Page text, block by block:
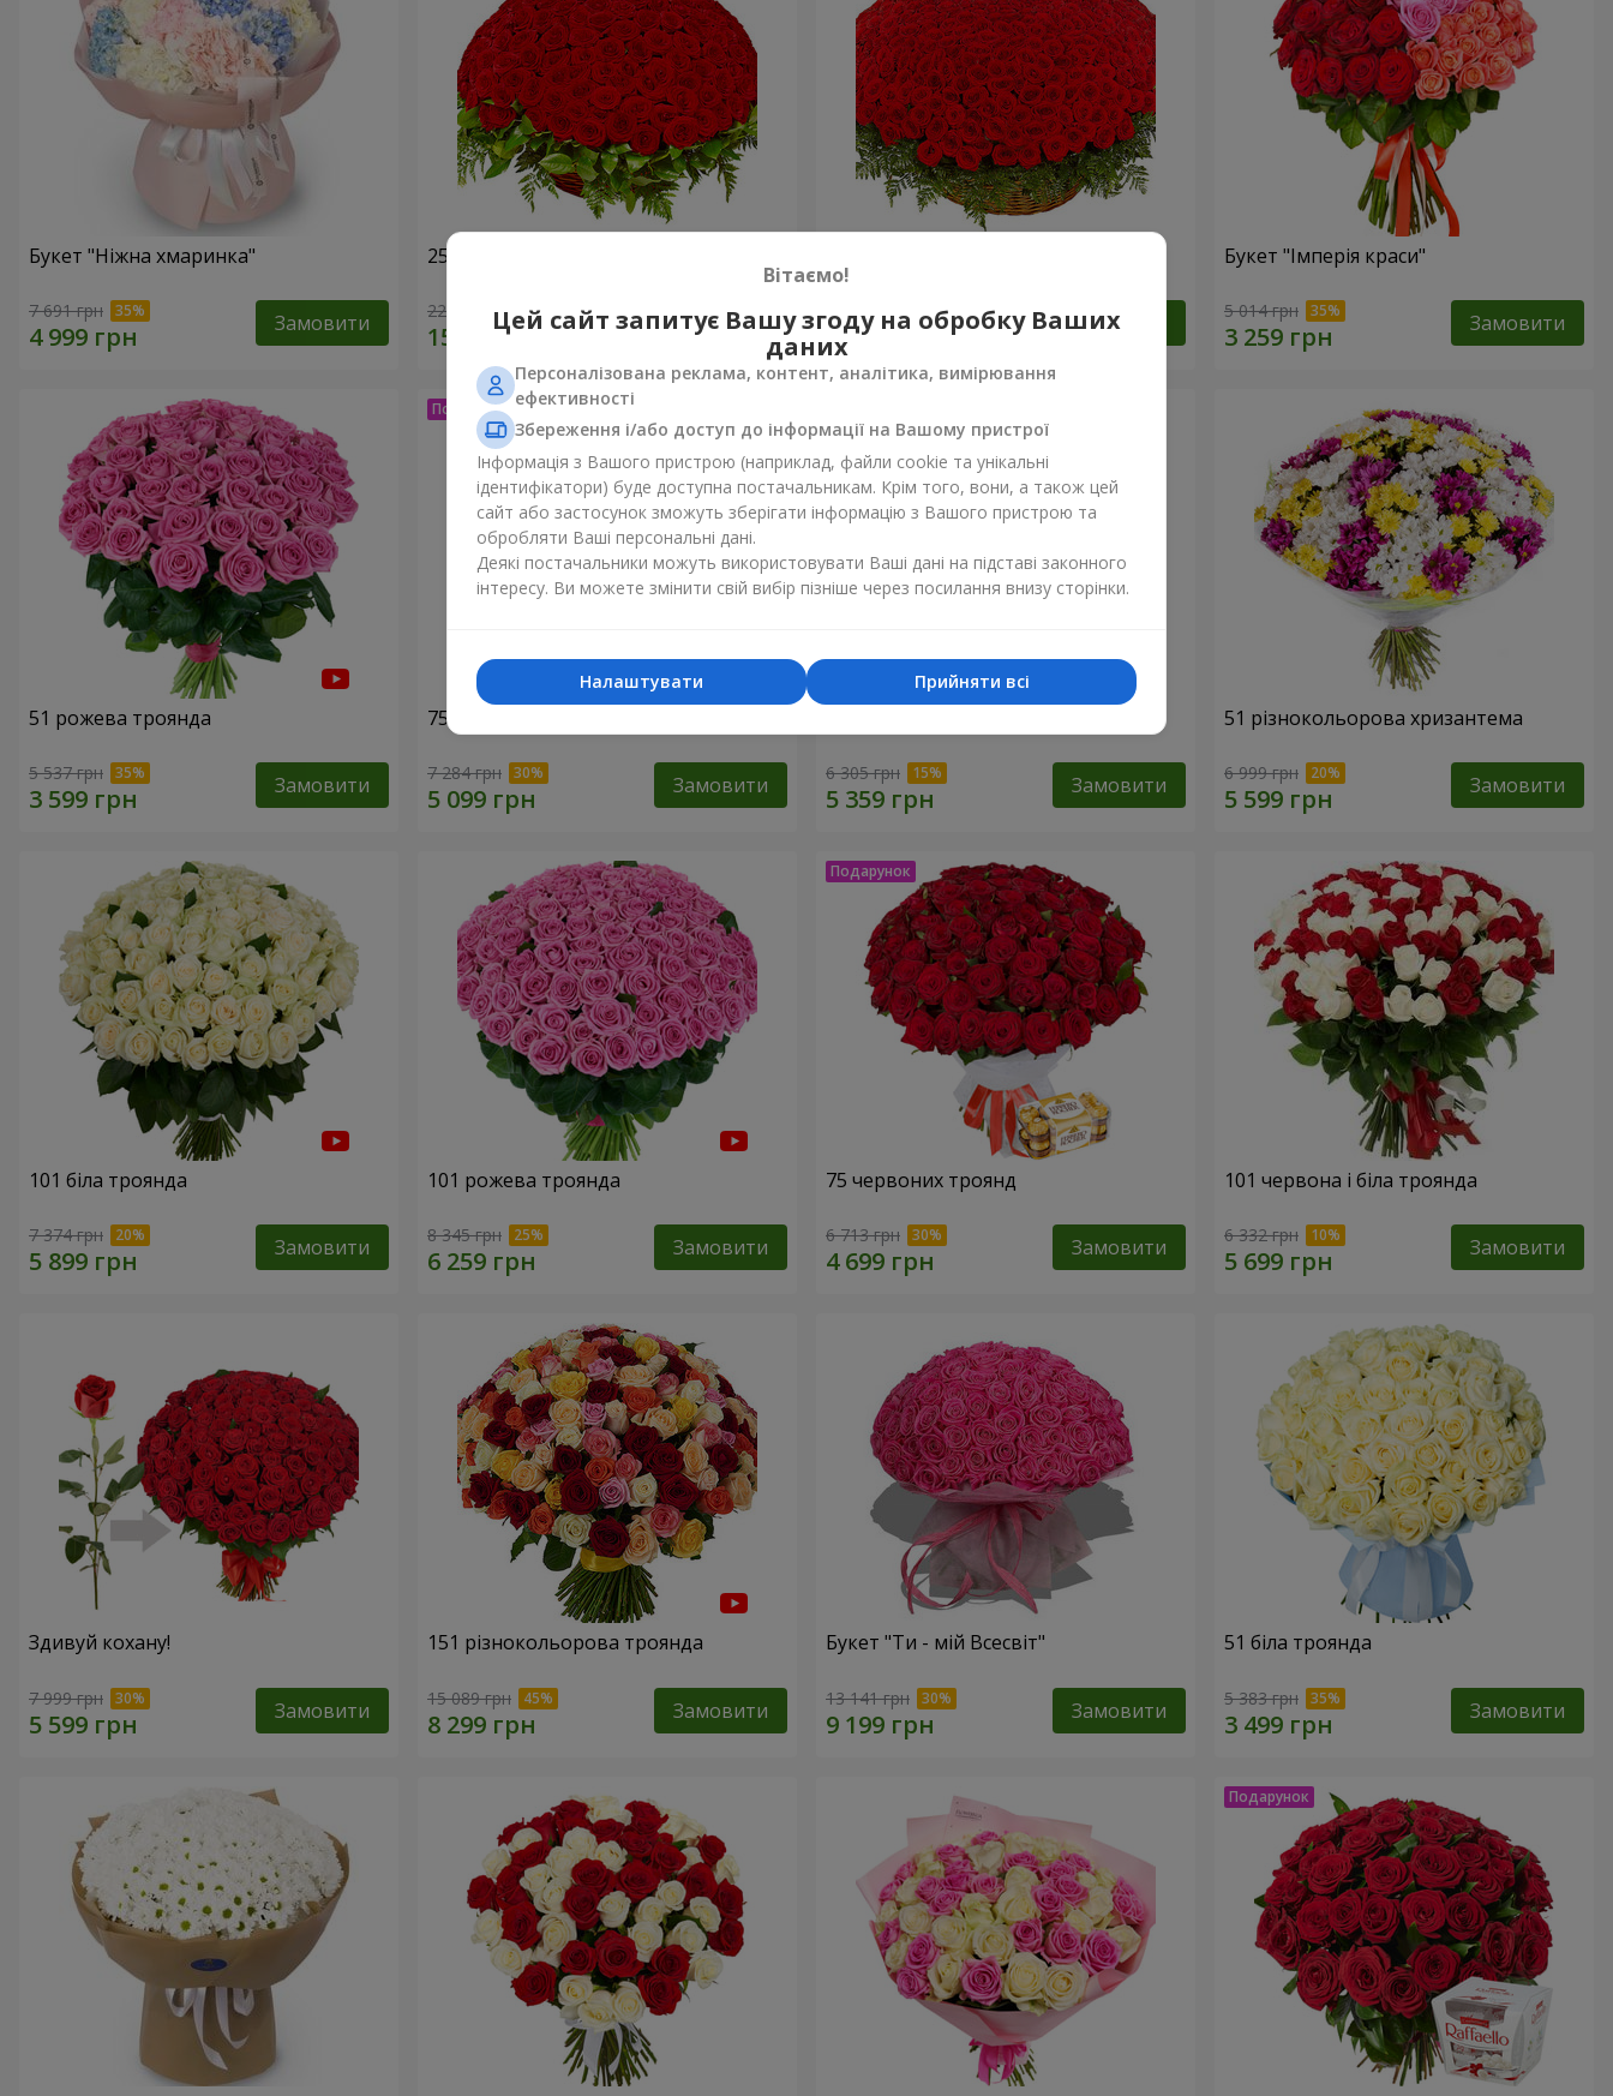
Букет "Ніжна хмаринка"
7 691 грн Замовити
251 червона троянда
22 570 грн Замовити 52 107 грн Замовити
Букет "Імперія краси"
5 014 грн Замовити
51 рожева троянда
5 537 грн Замовити
75 білих троянд
7 284 грн Замовити 6 305 грн Замовити
51 різнокольорова хризантема
6 999 грн Замовити
101 біла троянда
7 374 грн Замовити
101 рожева троянда
8 345 грн Замовити
75 червоних троянд
6 713 грн Замовити
101 червона і біла троянда
6 332 грн Замовити
Здивуй кохану!
7 999 грн Замовити
151 різнокольорова троянда
15 089 грн Замовити
Букет "Ти - мій Всесвіт"
13 141 грн Замовити
51 біла троянда
5 383 грн Замовити
Вітаємо!
Цей сайт запитує Вашу згоду на обробку Ваших
даних
Персоналізована реклама, контент, аналітика, вимірювання
ефективності
Збереження і/або доступ до інформації на Вашому пристрої
Інформація з Вашого пристрою (наприклад, файли cookie та унікальні
ідентифікатори) буде доступна постачальникам. Крім того, вони, а також цей
сайт або застосунок зможуть зберігати інформацію з Вашого пристрою та
обробляти Ваші персональні дані.
Деякі постачальники можуть використовувати Ваші дані на підставі законного
інтересу. Ви можете змінити свій вибір пізніше через посилання внизу сторінки.
Прийняти всі
Налаштувати